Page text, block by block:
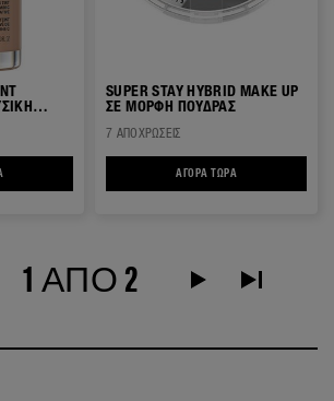
SUPER STAY SKIN TINT FOUNDATION ΓΙΑ ΦΥΣΙΚΗ ΚΑΛΥΨΗ & ΛΑΜΨΗ
SUPER STAY HYBRID MAKE UP
ΣΕ ΜΟΡΦΗ ΠΟΥΔΡΑΣ
7 ΑΠΟΧΡΏΣΕΙΣ
ΑΓΟΡΆ ΤΏΡΑ
1 ΑΠΟ 2 Next Page alt text
Τελευταία